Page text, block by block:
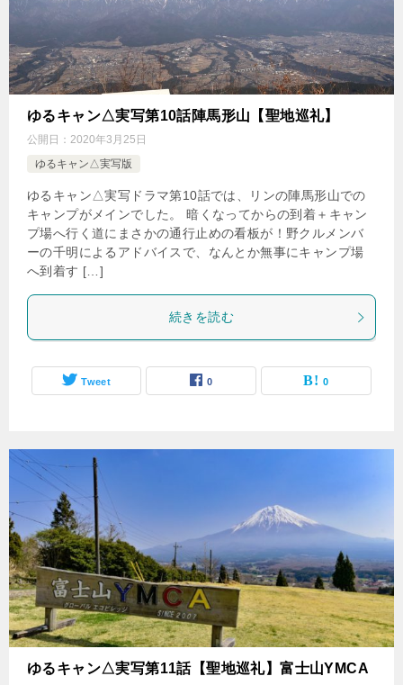
ゆるキャン△実写第10話陣馬形山【聖地巡礼】
公開日： 2020年3月25日
ゆるキャン△実写版
ゆるキャン△実写ドラマ第10話では、リンの陣馬形山での
キャンプがメインでした。 暗くなってからの到着＋キャン
プ場へ行く道にまさかの通行止めの看板が！野クルメンバ
ーの千明によるアドバイスで、なんとか無事にキャンプ場
へ到着す […]
続きを読む
Tweet 0 0
ゆるキャン△実写第11話【聖地巡礼】富士山YMCA